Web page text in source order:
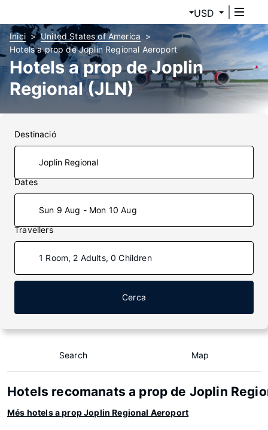
USD
Inici
United States of America
Hotels a prop de Joplin Regional Aeroport
Hotels a prop de Joplin
Regional (JLN)
Destinació
Dates
Sun 9 Aug - Mon 10 Aug
Travellers
1 Room, 2 Adults, 0 Children
Cerca
Search Map
Hotels recomanats a prop de Joplin
Més hotels a prop Joplin Regional Aeroport